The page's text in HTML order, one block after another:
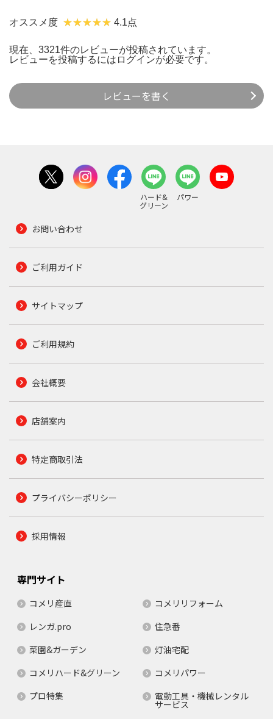
オススメ度 4.1点
現在、3321件のレビューが投稿されています。
レビューを投稿するには ログインが必要です。
レビューを書く
ハード&
グリーン
パワー
お問い合わせ
ご利用ガイド
サイトマップ
ご利用規約
会社概要
店舗案内
特定商取引法
プライバシーポリシー
採用情報
専門サイト
コメリ産直
コメリリフォーム
レンガ.pro
住急番
菜園&ガーデン
灯油宅配
コメリハード&グリーン
コメリパワー
プロ特集
電動工具・機械レンタル
サービス